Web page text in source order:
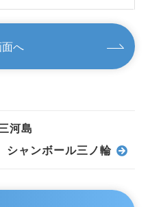
河島
シャンボール三ノ輪